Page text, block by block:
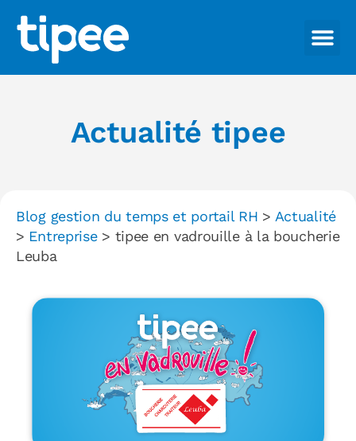
Actualité tipee
Blog gestion du temps et portail RH > Actualité
> Entreprise> tipee en vadrouille à la boucherie
Leuba